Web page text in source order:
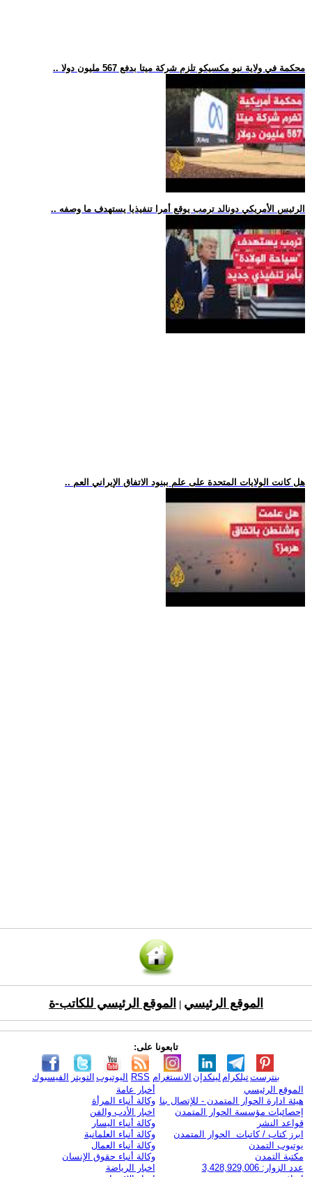
.. محكمة في ولاية نيو مكسيكو تلزم شركة ميتا بدفع 567 مليون دولا
.. الرئيس الأمريكي دونالد ترمب يوقع أمرا تنفيذيا يستهدف ما وصفه
.. هل كانت الولايات المتحدة على علم ببنود الاتفاق الإيراني العم
الموقع الرئيسي الموقع الرئيسي للكاتب-ة
تابعونا على:
الفيسبوك التويتر اليوتيوب RSS الانستغرام لينكدإن تيلكرامبنترست
الموقع الرئيسي
هيئة ادارة الحوار المتمدن - للإتصال بنا
إحصائيات مؤسسة الحوار المتمدن
قواعد النشر
ابرز كتاب / كاتبات الحوار المتمدن
يوتيوب التمدن
مكتبة التمدن
عدد الزوار: 3,428,929,006
أخبار عامة
وكالة أنباء المرأة
اخبار الأدب والفن
وكالة أنباء اليسار
وكالة أنباء العلمانية
وكالة أنباء العمال
وكالة أنباء حقوق الإنسان
اخبار الرياضة